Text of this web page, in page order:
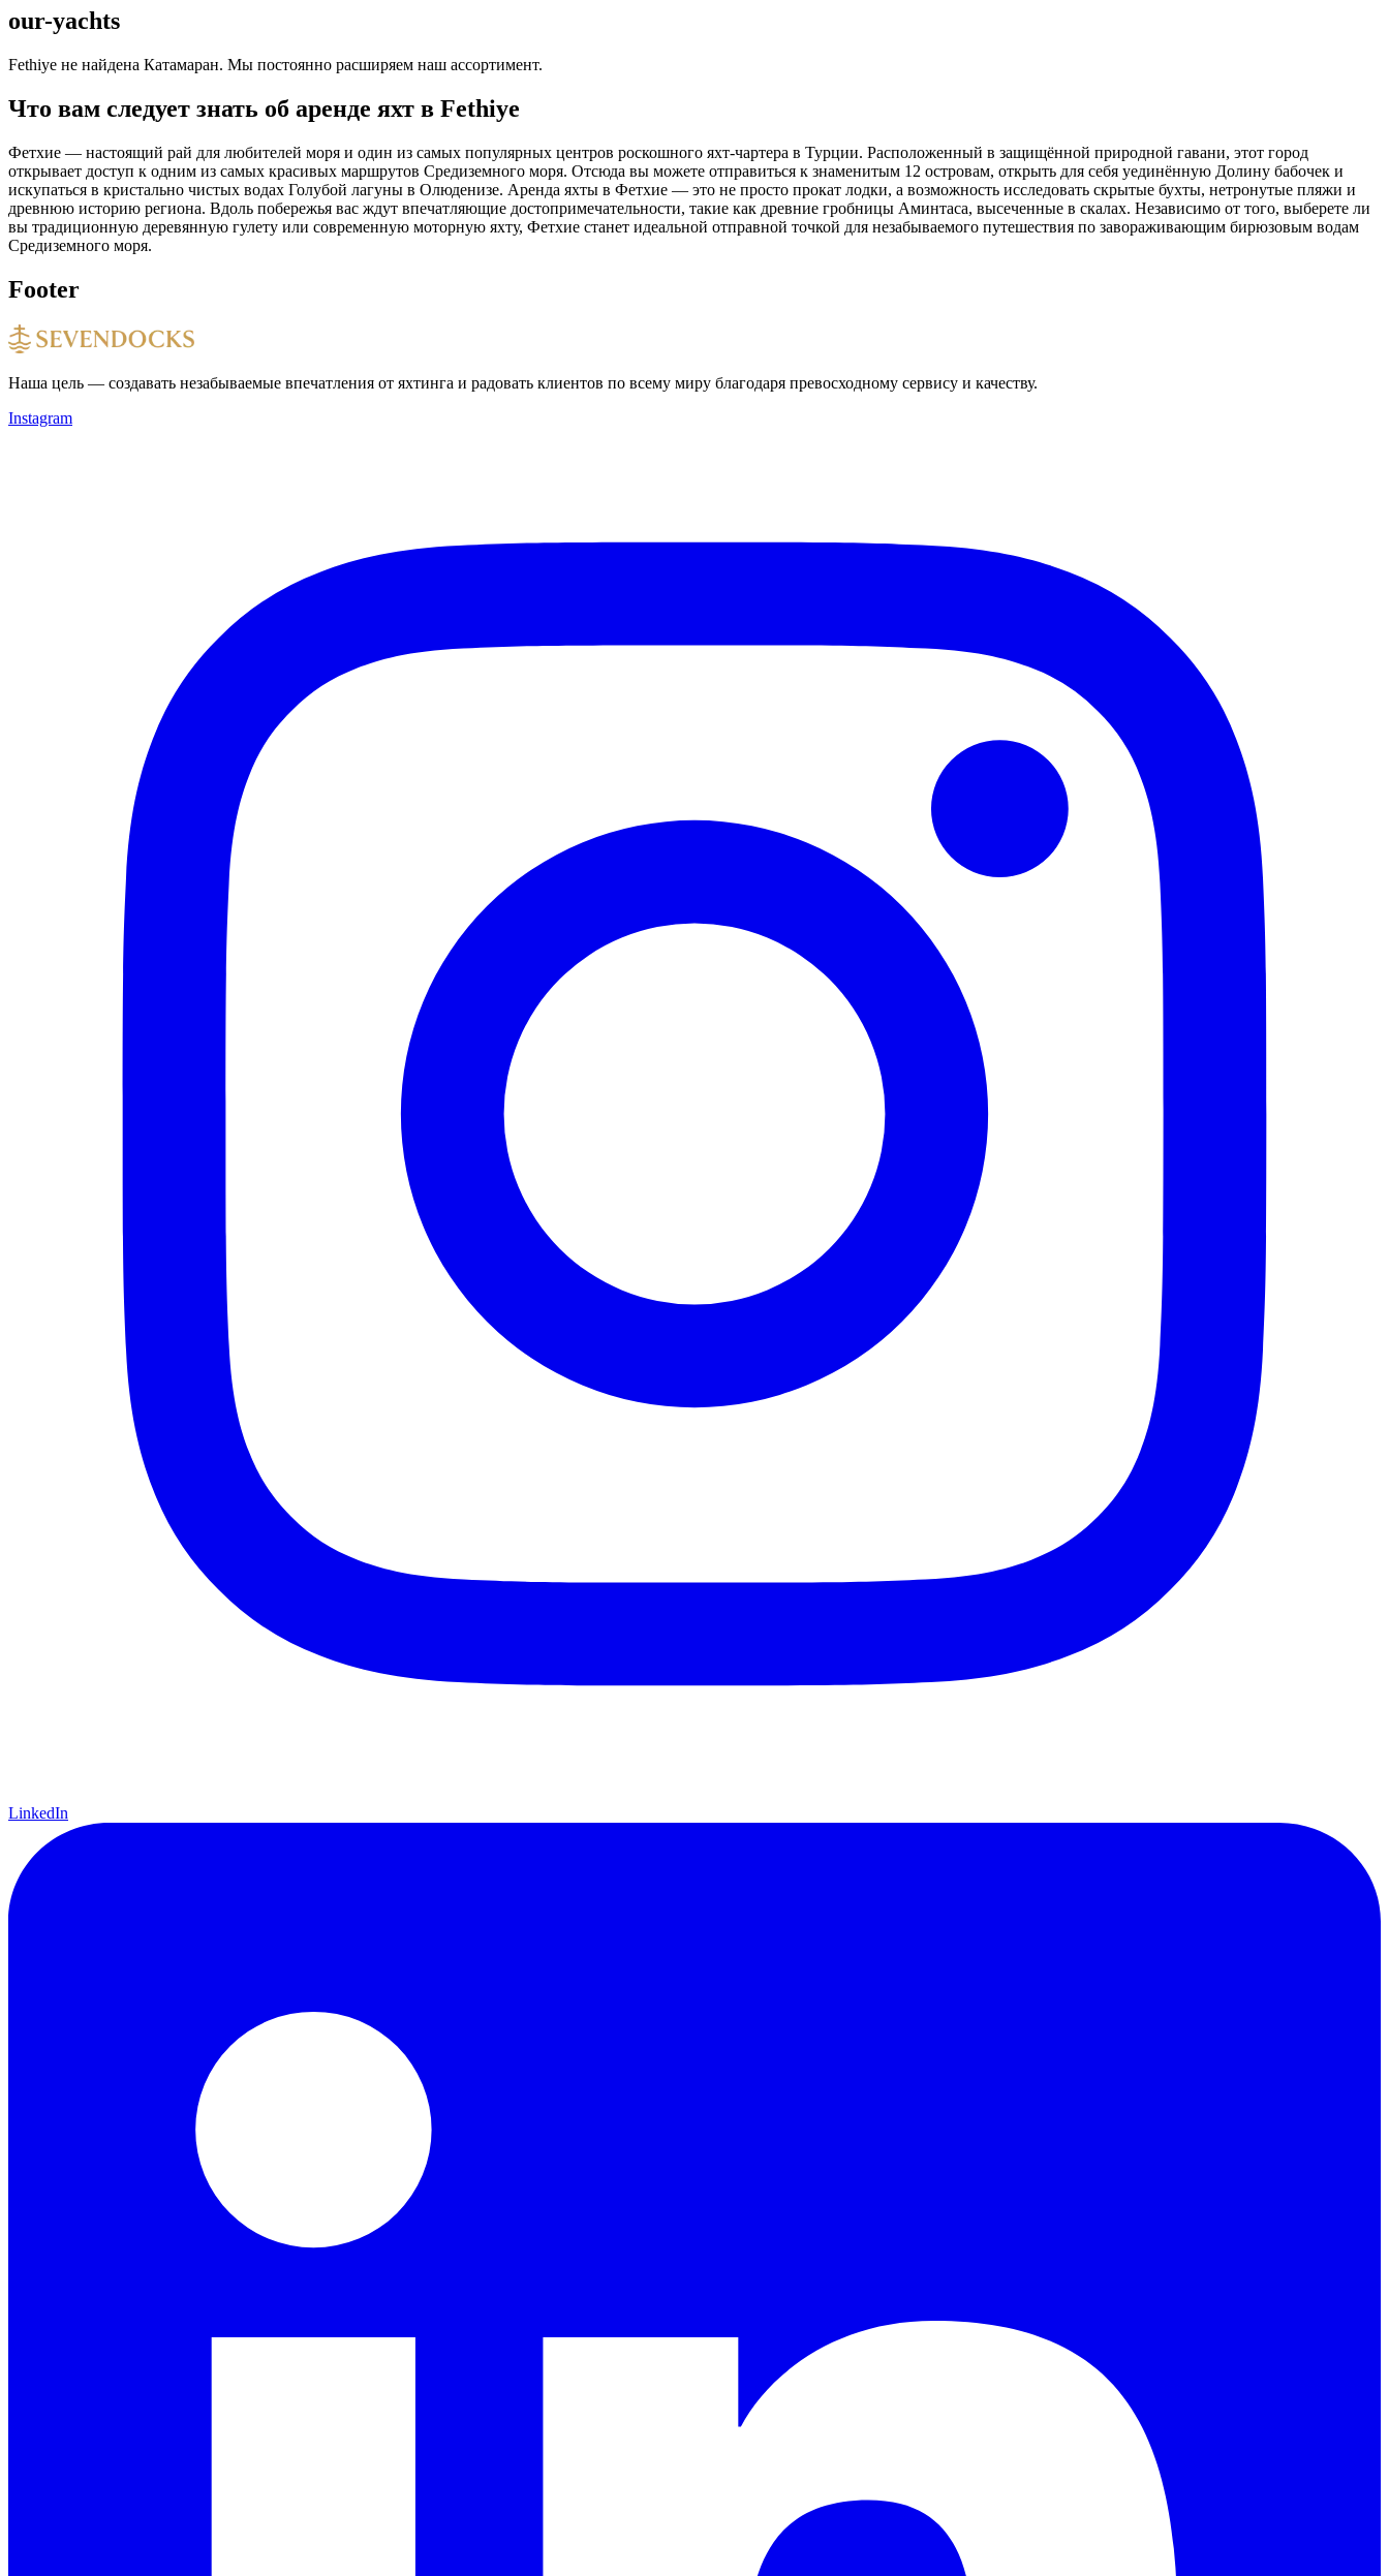
our-yachts
Fethiye не найдена Катамаран. Мы постоянно расширяем наш ассортимент.
Что вам следует знать об аренде яхт в Fethiye
Фетхие — настоящий рай для любителей моря и один из самых популярных центров роскошного яхт-чартера в Турции. Расположенный в защищённой природной гавани, этот город
открывает доступ к одним из самых красивых маршрутов Средиземного моря. Отсюда вы можете отправиться к знаменитым 12 островам, открыть для себя уединённую Долину бабочек и
искупаться в кристально чистых водах Голубой лагуны в Олюденизе. Аренда яхты в Фетхие — это не просто прокат лодки, а возможность исследовать скрытые бухты, нетронутые пляжи и
древнюю историю региона. Вдоль побережья вас ждут впечатляющие достопримечательности, такие как древние гробницы Аминтаса, высеченные в скалах. Независимо от того, выберете ли
вы традиционную деревянную гулету или современную моторную яхту, Фетхие станет идеальной отправной точкой для незабываемого путешествия по завораживающим бирюзовым водам
Средиземного моря.
Footer
Наша цель — создавать незабываемые впечатления от яхтинга и радовать клиентов по всему миру благодаря превосходному сервису и качеству.
Instagram
LinkedIn